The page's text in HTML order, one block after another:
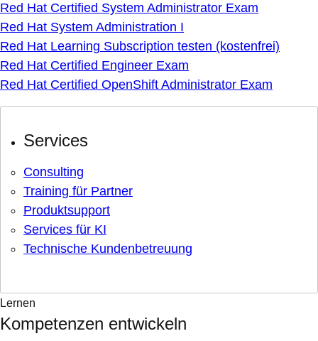
Red Hat Certified System Administrator Exam
Red Hat System Administration I
Red Hat Learning Subscription testen (kostenfrei)
Red Hat Certified Engineer Exam
Red Hat Certified OpenShift Administrator Exam
Services
Consulting
Training für Partner
Produktsupport
Services für KI
Technische Kundenbetreuung
Lernen
Kompetenzen entwickeln